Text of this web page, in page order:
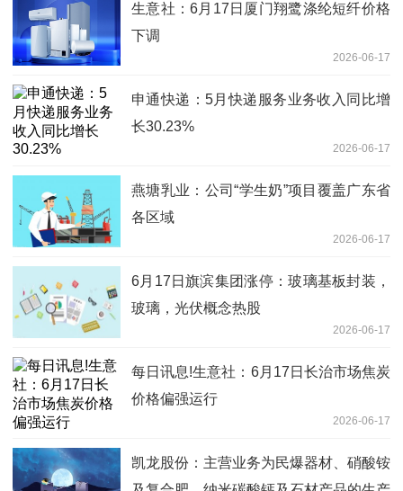
生意社：6月17日厦门翔鹭涤纶短纤价格
下调
2026-06-17
申通快递：5月快递服务业务收入同比增
长30.23%
2026-06-17
燕塘乳业：公司“学生奶”项目覆盖广东省
各区域
2026-06-17
6月17日旗滨集团涨停：玻璃基板封装，
玻璃，光伏概念热股
2026-06-17
每日讯息!生意社：6月17日长治市场焦炭
价格偏强运行
2026-06-17
凯龙股份：主营业务为民爆器材、硝酸铵